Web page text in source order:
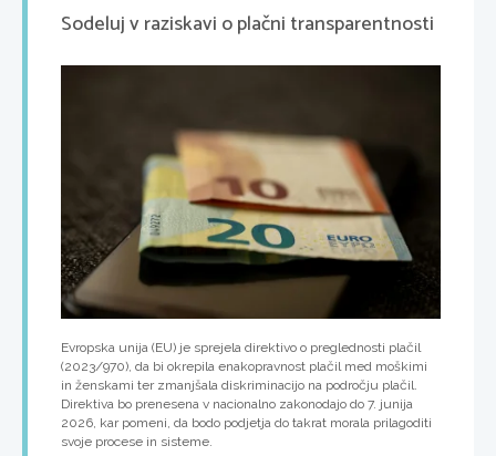
Sodeluj v raziskavi o plačni transparentnosti
Evropska unija (EU) je sprejela direktivo o preglednosti plačil
(2023/970), da bi okrepila enakopravnost plačil med moškimi
in ženskami ter zmanjšala diskriminacijo na področju plačil.
Direktiva bo prenesena v nacionalno zakonodajo do 7. junija
2026, kar pomeni, da bodo podjetja do takrat morala prilagoditi
svoje procese in sisteme.